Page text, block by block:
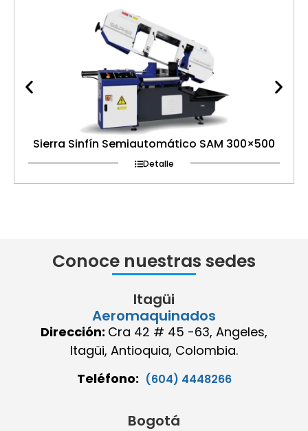
Sierra Sinfín Semiautomático SAM 300×500
Detalle
Conoce nuestras sedes
Itagüi
Aeromaquinados
Dirección: Cra 42 # 45 -63, Angeles,
Itagüi, Antioquia, Colombia.
Teléfono: (604) 4448266
Bogotá